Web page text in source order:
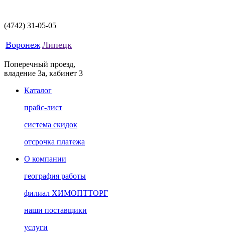
(4742) 31-05-05
Воронеж Липецк
Поперечный проезд,
владение 3а, кабинет 3
Каталог
прайс-лист
система скидок
отсрочка платежа
О компании
география работы
филиал ХИМОПТТОРГ
наши поставщики
услуги